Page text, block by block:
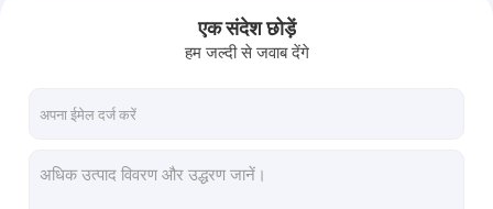
धातुकृत एल्यूमिना सिरेमिक
एक संदेश छोड़ें
हम जल्दी से जवाब देंगे